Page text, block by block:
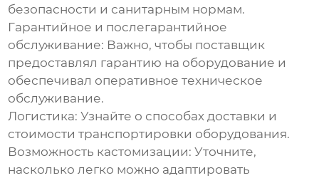
безопасности и санитарным нормам.
Гарантийное и послегарантийное
обслуживание: Важно, чтобы поставщик
предоставлял гарантию на оборудование и
обеспечивал оперативное техническое
обслуживание.
Логистика: Узнайте о способах доставки и
стоимости транспортировки оборудования.
Возможность кастомизации: Уточните,
насколько легко можно адаптировать